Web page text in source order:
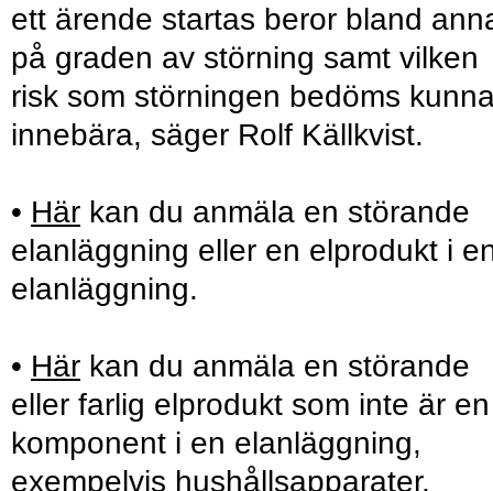
ett ärende startas beror bland
på graden av störning samt vilken
risk som störningen bedöms
innebära, säger Rolf Källkvist.
• Här kan du anmäla en störande
elanläggning eller en elprodukt i
elanläggning.
• Här kan du anmäla en störande
eller farlig elprodukt som inte är en
komponent i en elanläggning,
exempelvis hushållsapparater.